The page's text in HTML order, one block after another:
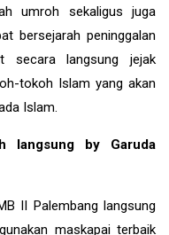
umroh sekaligus juga
bersejarah peninggalan
secara langsung jejak
tokoh Islam yang akan
Islam.
langsung by Garuda
II Palembang langsung
maskapai terbaik